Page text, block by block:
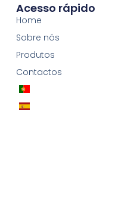
Acesso rápido
Home
Sobre nós
Produtos
Contactos